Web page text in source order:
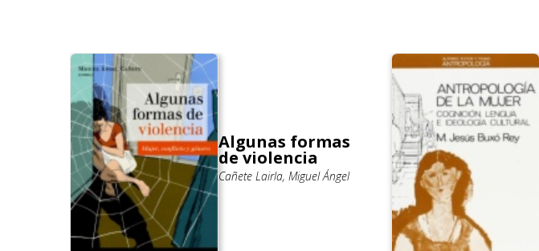
Algunas formas
de violencia
Cañete Lairla, Miguel Ángel